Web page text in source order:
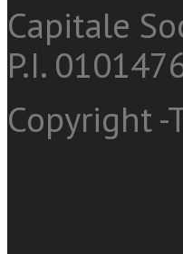
Capitale
P.I.
Copyright